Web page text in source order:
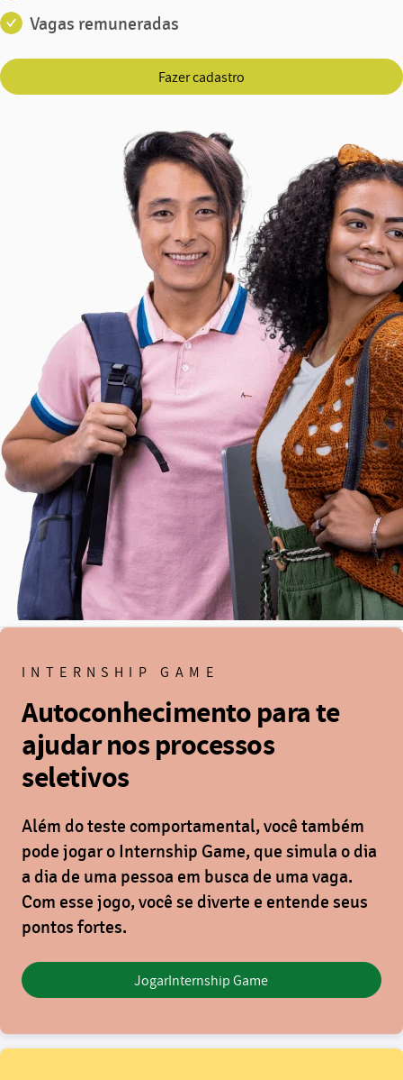
Vagas remuneradas
Fazer cadastro
INTERNSHIP GAME
Autoconhecimento para te
ajudar nos processos
seletivos
Além do teste comportamental, você também
pode jogar o Internship Game, que simula o dia
a dia de uma pessoa em busca de uma vaga.
Com esse jogo, você se diverte e entende seus
pontos fortes.
JogarInternship Game